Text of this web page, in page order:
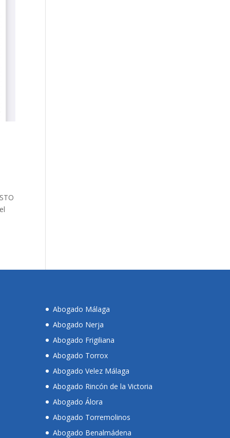
Abogado Málaga
Abogado Nerja
Abogado Frigiliana
Abogado Torrox
Abogado Velez Málaga
Abogado Rincón de la Victoria
Abogado Álora
Abogado Torremolinos
Abogado Benalmádena